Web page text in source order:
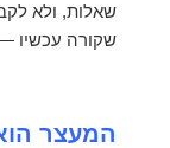
שאלות, ולא
שקורה עכשיו
המעצר